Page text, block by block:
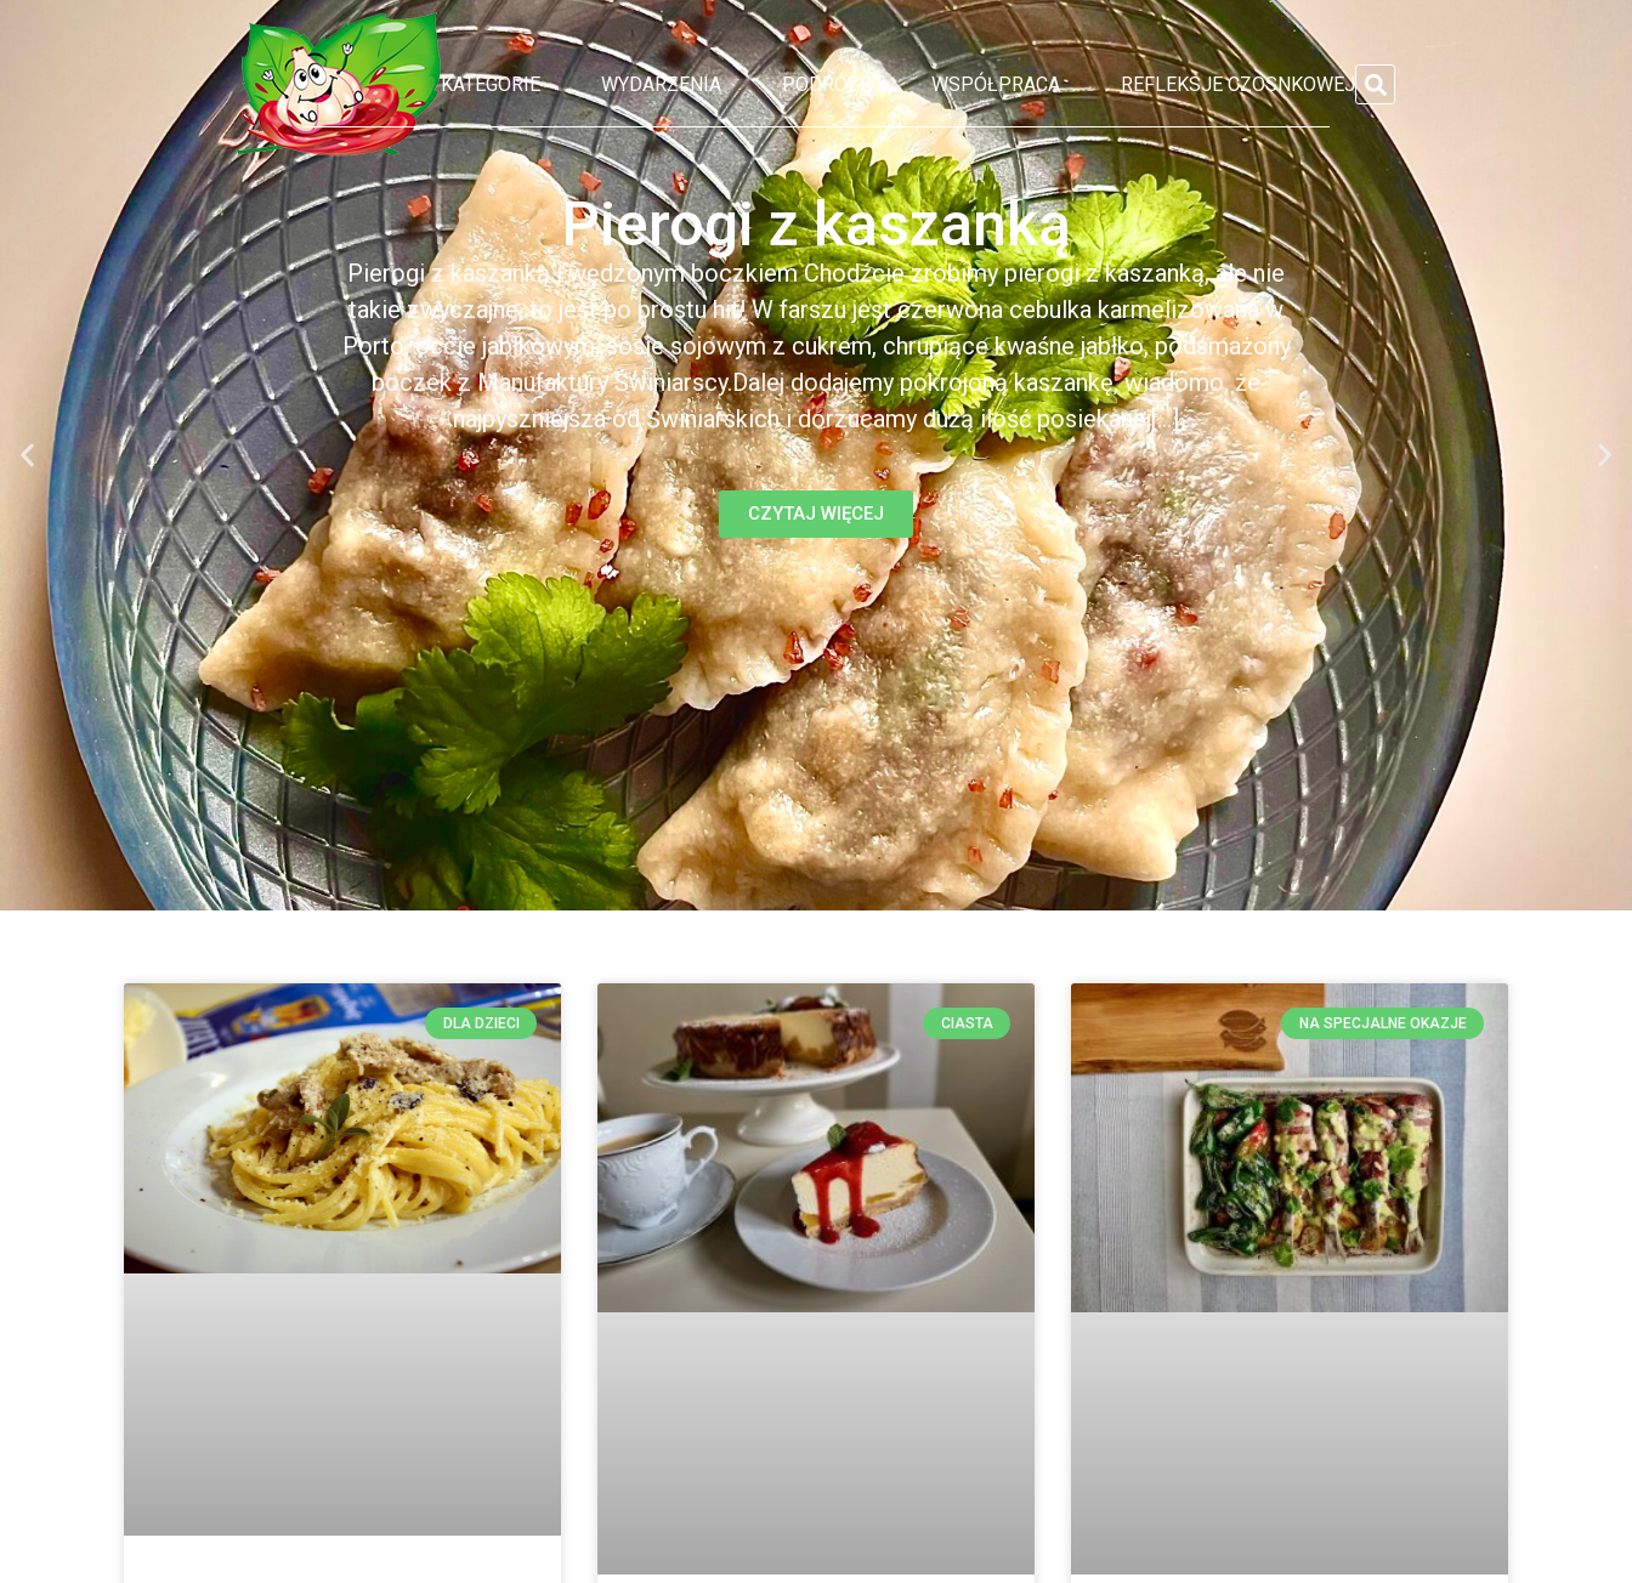
KATEGORIE WYDARZENIA PODRÓŻE WSPÓŁPRACA REFLEKSJE CZOSNKOWEJ
Pierogi z kaszanką
Pierogi z kaszanką i wędzonym boczkiem Chodźcie zrobimy pierogi z kaszanką, ale nie
takie zwyczajne, to jest po prostu hit! W farszu jest czerwona cebulka karmelizowana w
Porto, occie jabłkowym, sosie sojowym z cukrem, chrupiące kwaśne jabłko, podsmażony
boczek z Manufaktury Świniarscy.Dalej dodajemy pokrojoną kaszankę, wiadomo, że
najpyszniejsza od Świniarskich i dorzucamy dużą ilość posiekanej[...]
CZYTAJ WIĘCEJ
DLA DZIECI CIASTA NA SPECJALNE OKAZJE